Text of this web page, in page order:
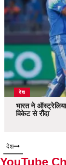
देश
भारत ने
विकेट से रौंदा
देश
YouTube